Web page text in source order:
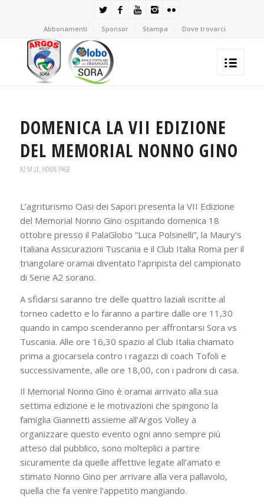
Abbonamenti Sponsor Stampa Dove trovarci
DOMENICA LA VII EDIZIONE
DEL MEMORIAL NONNO GINO
A2 M.LE,HOME PAGE
L’agriturismo Oasi dei Sapori presenta la VII Edizione
del Memorial Nonno Gino ospitando domenica 18
ottobre presso il PalaGlobo “Luca Polsinelli”, la Maury’s
Italiana Assicurazioni Tuscania e il Club Italia Roma per il
triangolare oramai diventato l’apripista del campionato
di Serie A2 sorano.
A sfidarsi saranno tre delle quattro laziali iscritte al
torneo cadetto e lo faranno a partire dalle ore 11,30
quando in campo scenderanno per affrontarsi Sora vs
Tuscania. Alle ore 16,30 spazio al Club Italia chiamato
prima a giocarsela contro i ragazzi di coach Tofoli e
successivamente, alle ore 18,00, con i padroni di casa.
Il Memorial Nonno Gino è oramai arrivato alla sua
settima edizione e le motivazioni che spingono la
famiglia Giannetti assieme all’Argos Volley a
organizzare questo evento ogni anno sempre più
atteso dal pubblico, sono molteplici a partire
sicuramente da quelle affettive legate all’amato e
stimato Nonno Gino per arrivare alla vera pallavolo,
quella che fa venire l’appetito mangiando.